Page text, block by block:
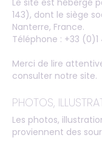
Le site est hébergé
143), dont le siège
Nanterre, France.
Téléphone : +33 (0)1
Merci de lire
consulter notre site.
PHOTOS,
Les photos,
proviennent des